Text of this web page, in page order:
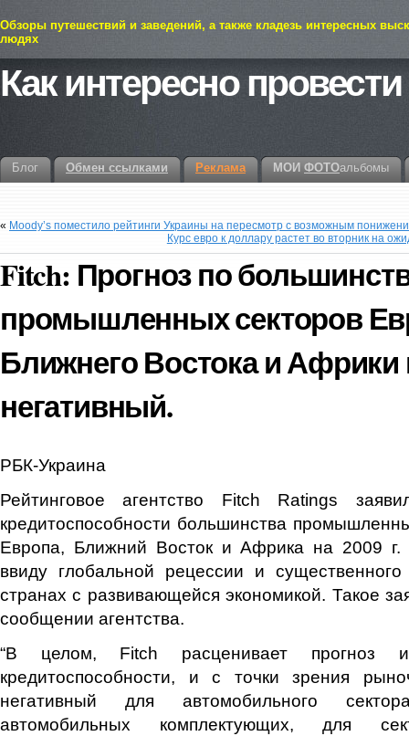
Обзоры путешествий и заведений, а также кладезь интересных
людях
Как интересно
Блог Обмен ссылками Реклама МОИ ФОТОальбомы
« Moody’s поместило рейтинги Украины на пересмотр с возможным
Курс евро к доллару растет во вторник на
Fitch: Прогноз по
промышленных секторов
Ближнего Востока и Африки
негативный.
РБК-Украина
Рейтинговое агентство Fitch Ratings
кредитоспособности большинства
Европа, Ближний Восток и Африка на 2009 г.
ввиду глобальной рецессии и
странах с развивающейся экономикой. Такое
сообщении агентства.
“В целом, Fitch расценивает прогноз
кредитоспособности, и с точки зрения
негативный для автомобильного
автомобильных комплектующих, для